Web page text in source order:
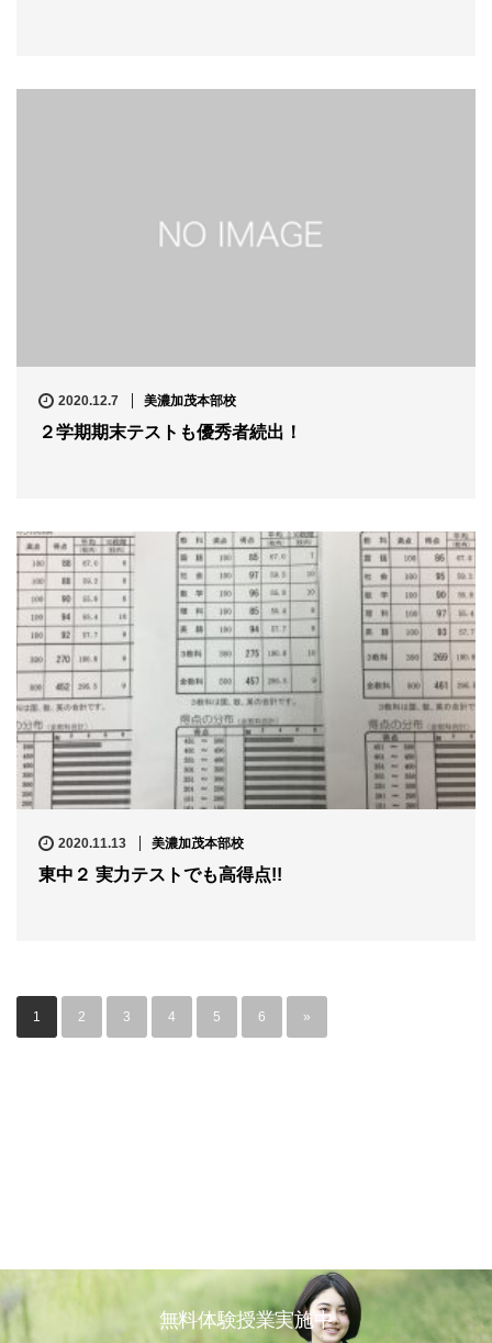
2020.12.7 美濃加茂本部校
２学期期末テストも優秀者続出！
2020.11.13 美濃加茂本部校
東中２ 実力テストでも高得点!!
1 2 3 4 5 6 »
無料体験授業実施中